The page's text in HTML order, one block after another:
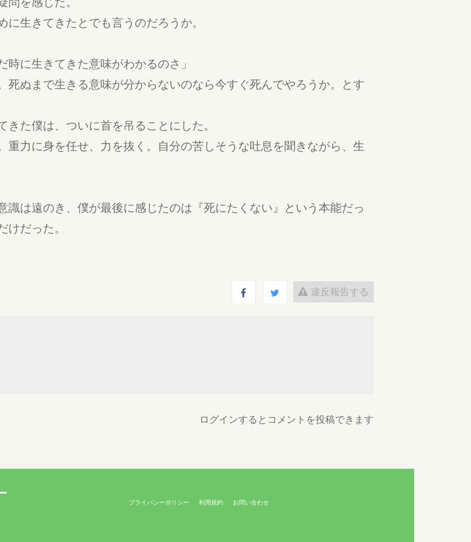
生きてきたとでも言うのだろうか。
時に生きてきた意味がわかるのさ」
死ぬまで生きる意味が分からないのなら今すぐ死んでやろうか。とす
た僕は、ついに首を吊ることにした。
力に身を任せ、力を抜く。自分の苦しそうな吐息を聞きながら、生
は遠のき、僕が最後に感じたのは『死にたくない』という本能だっ
だった。
違反報告する
ログインするとコメントを投稿できます
プライバシーポリシー 利用規約 お問い合わせ